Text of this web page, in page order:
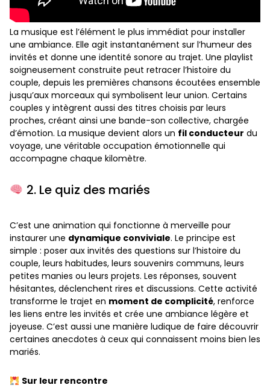
La musique est l’élément le plus immédiat pour installer
une ambiance. Elle agit instantanément sur l’humeur des
invités et donne une identité sonore au trajet. Une playlist
soigneusement construite peut retracer l’histoire du
couple, depuis les premières chansons écoutées ensemble
jusqu’aux morceaux qui symbolisent leur union. Certains
couples y intègrent aussi des titres choisis par leurs
proches, créant ainsi une bande-son collective, chargée
d’émotion. La musique devient alors un fil conducteur du
voyage, une véritable occupation émotionnelle qui
accompagne chaque kilomètre.
2. Le quiz des mariés
C’est une animation qui fonctionne à merveille pour
instaurer une dynamique conviviale. Le principe est
simple : poser aux invités des questions sur l’histoire du
couple, leurs habitudes, leurs souvenirs communs, leurs
petites manies ou leurs projets. Les réponses, souvent
hésitantes, déclenchent rires et discussions. Cette activité
transforme le trajet en moment de complicité, renforce
les liens entre les invités et crée une ambiance légère et
joyeuse. C’est aussi une manière ludique de faire découvrir
certaines anecdotes à ceux qui connaissent moins bien les
mariés.
Sur leur rencontre